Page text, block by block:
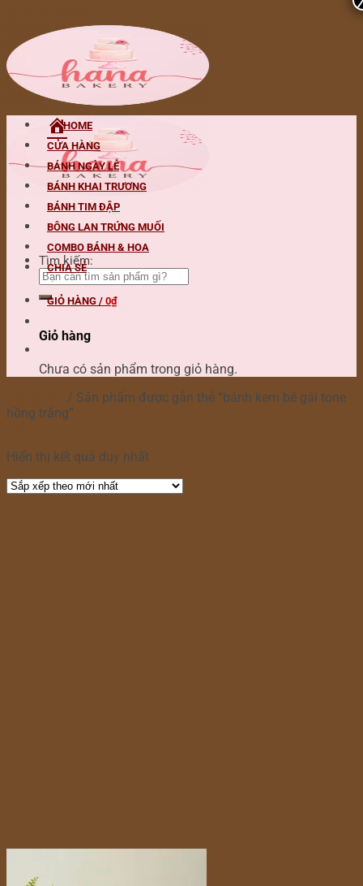
Tìm kiếm:
HOME
CỬA HÀNG
BÁNH NGÀY LỄ
BÁNH KHAI TRƯƠNG
BÁNH TIM ĐẬP
BÔNG LAN TRỨNG MUỐI
COMBO BÁNH & HOA
CHIA SẺ
GIỎ HÀNG / 0₫
Giỏ hàng
Chưa có sản phẩm trong giỏ hàng.
/ Sản phẩm được gắn thẻ “bánh kem bé gái tone
hồng trắng”
Hiển thị kết quả duy nhất